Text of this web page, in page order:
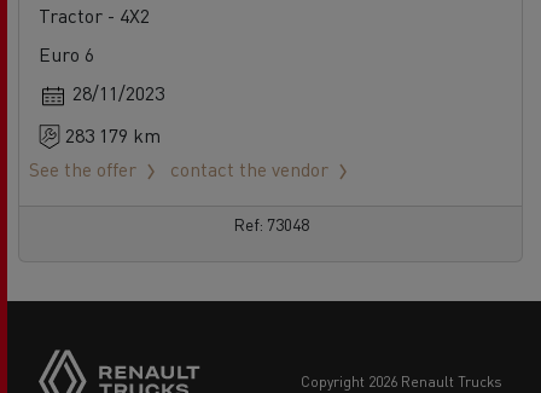
Tractor - 4X2
Euro 6
28/11/2023
283 179 km
See the offer
contact the vendor
Ref: 73048
copyright 2026 Renault Trucks